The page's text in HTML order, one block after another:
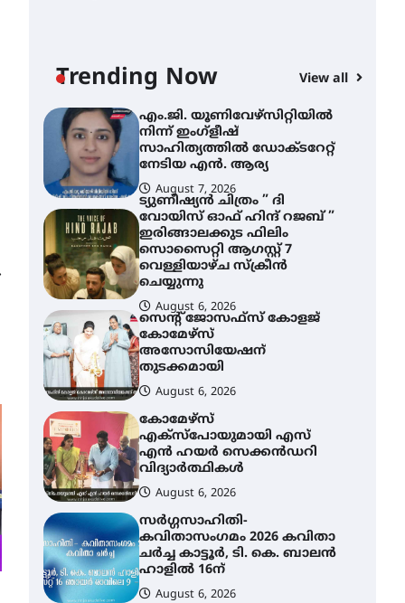
Trending Now View all
ശനിയാഴ്ച അവധി
എം.ജി. യൂണിവേഴ്‌സിറ്റിയിൽ
നിന്ന് ഇംഗ്ളീഷ്
സാഹിത്യത്തിൽ ഡോക്ടറേറ്റ്
നേടിയ എൻ. ആര്യ
August 7, 2026
ട്യുണീഷ്യൻ ചിത്രം ” ദി
വോയിസ് ഓഫ് ഹിന്ദ് റജബ് ”
ഇരിങ്ങാലക്കുട ഫിലിം
സൊസൈറ്റി ആഗസ്റ്റ് 7
വെള്ളിയാഴ്ച സ്‌ക്രീൻ
ചെയ്യുന്നു
August 6, 2026
സെന്റ് ജോസഫ്സ് കോളജ്
കോമേഴ്‌സ്
അസോസിയേഷന്
തുടക്കമായി
August 6, 2026
കോമേഴ്സ്
എക്സ്പോയുമായി എസ്
എൻ ഹയർ സെക്കൻഡറി
വിദ്യാർത്ഥികൾ
August 6, 2026
സർഗ്ഗസാഹിതി-
കവിതാസംഗമം 2026 കവിതാ
ചർച്ച കാട്ടൂർ, ടി. കെ. ബാലൻ
ഹാളിൽ 16ന്
August 6, 2026